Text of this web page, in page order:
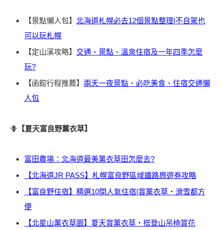
【景點懶人包】 北海道札幌必去12個景點整理|不自駕也
可以玩札幌
【定山溪攻略】 交通、景點、溫泉住宿及一年四季怎麼
玩?
【函館行程推薦】 兩天一夜景點、必吃美食、住宿交通懶
人包
🪻 【夏天富良野薰衣草】
富田農場：北海道最美薰衣草田怎麼去?
【北海道JR PASS】札幌富良野區域鐵路周遊券攻略
【富良野住宿】精選10間人氣住宿|賞薰衣草・滑雪都方
便
【北星山薰衣草園】夏天賞薰衣草・搭登山吊椅賞花